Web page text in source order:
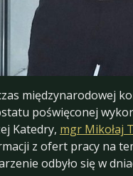
międzynarodowej
poświęconej
Katedry, mgr Mikołaj
z ofert pracy na
odbyło się w